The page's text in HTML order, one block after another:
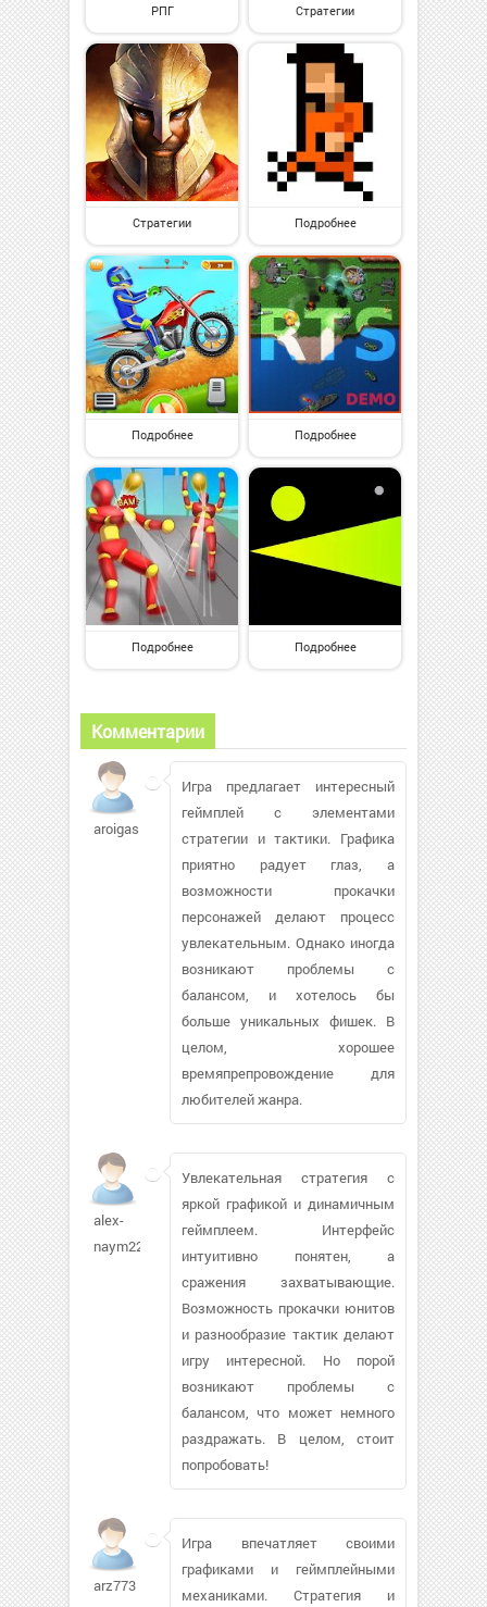
РПГ Стратегии
Стратегии Подробнее
Подробнее Подробнее
Подробнее Подробнее
Комментарии
aroigas
Игра предлагает интересный
геймплей с элементами
стратегии и тактики. Графика
приятно радует глаз, а
возможности прокачки
персонажей делают процесс
увлекательным. Однако иногда
возникают проблемы с
балансом, и хотелось бы
больше уникальных фишек. В
целом, хорошее
времяпрепровождение для
любителей жанра.
alex-
naym22
Увлекательная стратегия с
яркой графикой и динамичным
геймплеем. Интерфейс
интуитивно понятен, а
сражения захватывающие.
Возможность прокачки юнитов
и разнообразие тактик делают
игру интересной. Но порой
возникают проблемы с
балансом, что может немного
раздражать. В целом, стоит
попробовать!
arz773
Игра впечатляет своими
графиками и геймплейными
механиками. Стратегия и